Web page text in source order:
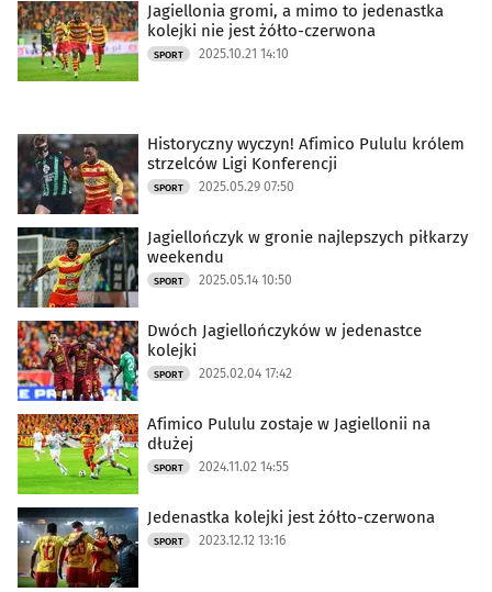
Jagiellonia gromi, a mimo to jedenastka
kolejki nie jest żółto-czerwona
SPORT 2025.10.21 14:10
Historyczny wyczyn! Afimico Pululu królem
strzelców Ligi Konferencji
SPORT 2025.05.29 07:50
Jagiellończyk w gronie najlepszych piłkarzy
weekendu
SPORT 2025.05.14 10:50
Dwóch Jagiellończyków w jedenastce
kolejki
SPORT 2025.02.04 17:42
Afimico Pululu zostaje w Jagiellonii na
dłużej
SPORT 2024.11.02 14:55
Jedenastka kolejki jest żółto-czerwona
SPORT 2023.12.12 13:16